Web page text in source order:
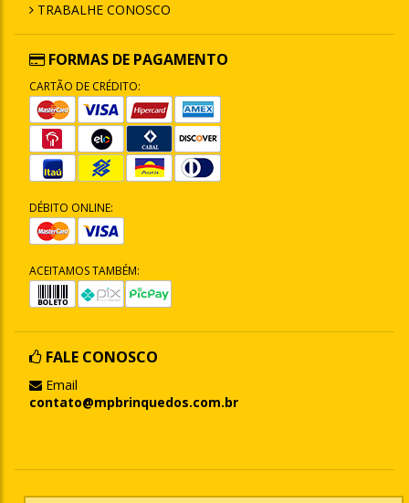
TRABALHE CONOSCO
FORMAS DE PAGAMENTO
CARTÃO DE CRÉDITO:
DÉBITO ONLINE:
ACEITAMOS TAMBÉM:
FALE CONOSCO
Email
contato@mpbrinquedos.com.br